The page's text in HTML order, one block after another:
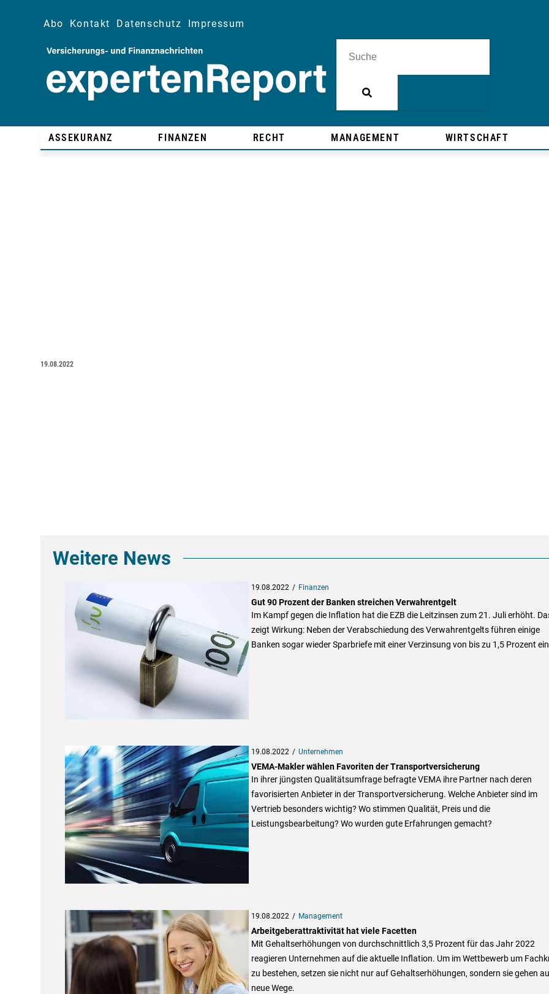
Abo Kontakt Datenschutz Impressum
ASSEKURANZ FINANZEN RECHT MANAGEMENT WIRTSCHAFT
19.08.2022
Weitere News
19.08.2022 Finanzen
Gut 90 Prozent der Banken streichen Verwahrentgelt
Im Kampf gegen die Inflation hat die EZB die Leitzinsen zum 21. Juli erhöht.
zeigt Wirkung: Neben der Verabschiedung des Verwahrentgelts führen einige
Banken sogar wieder Sparbriefe mit einer Verzinsung von bis zu 1,5 Prozent
19.08.2022 Unternehmen
VEMA-Makler wählen Favoriten der Transportversicherung
In ihrer jüngsten Qualitätsumfrage befragte VEMA ihre Partner nach deren
favorisierten Anbieter in der Transportversicherung. Welche Anbieter sind im
Vertrieb besonders wichtig? Wo stimmen Qualität, Preis und die
Leistungsbearbeitung? Wo wurden gute Erfahrungen gemacht?
19.08.2022 Management
Arbeitgeberattraktivität hat viele Facetten
Mit Gehaltserhöhungen von durchschnittlich 3,5 Prozent für das Jahr 2022
reagieren Unternehmen auf die aktuelle Inflation. Um im Wettbewerb um
zu bestehen, setzen sie nicht nur auf Gehaltserhöhungen, sondern sie gehen
neue Wege.